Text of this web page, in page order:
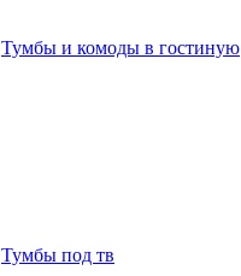
Тумбы и комоды в гостиную
Тумбы под тв